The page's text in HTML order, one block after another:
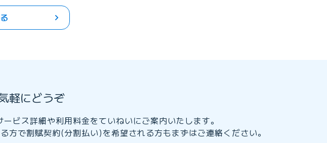
軽にどうぞ
ス詳細や利用料金をていねいにご案内いたします。
で割賦契約(分割払い)を希望される方もまずはご連絡ください。